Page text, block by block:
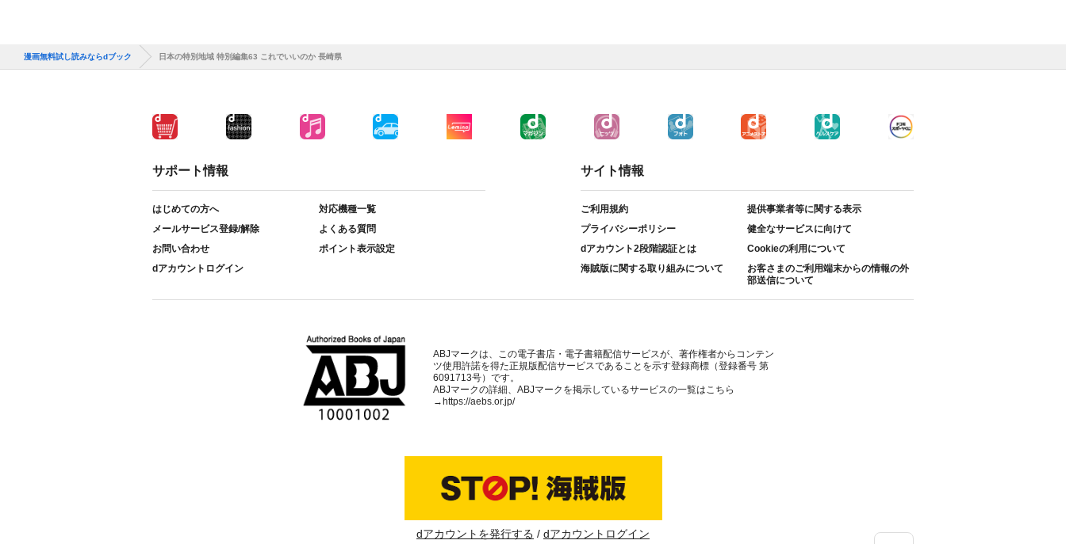
漫画無料試し読みならdブック 日本の特別地域 特別編集63 これでいいのか 長崎県
サポート情報
はじめての方へ
対応機種一覧
メールサービス登録/解除
よくある質問
お問い合わせ
ポイント表示設定
dアカウントログイン
サイト情報
ご利用規約
提供事業者等に関する表示
プライバシーポリシー
健全なサービスに向けて
dアカウント2段階認証とは
Cookieの利用について
海賊版に関する取り組みについて
お客さまのご利用端末からの情報の外
部送信について
ABJマークは、この電子書店・電子書籍配信サービスが、著作権者からコンテン
ツ使用許諾を得た正規版配信サービスであることを示す登録商標（登録番号 第
6091713号）です。
ABJマークの詳細、ABJマークを掲示しているサービスの一覧はこちら
→ https://aebs.or.jp/
dアカウントを発行する dアカウントログイン